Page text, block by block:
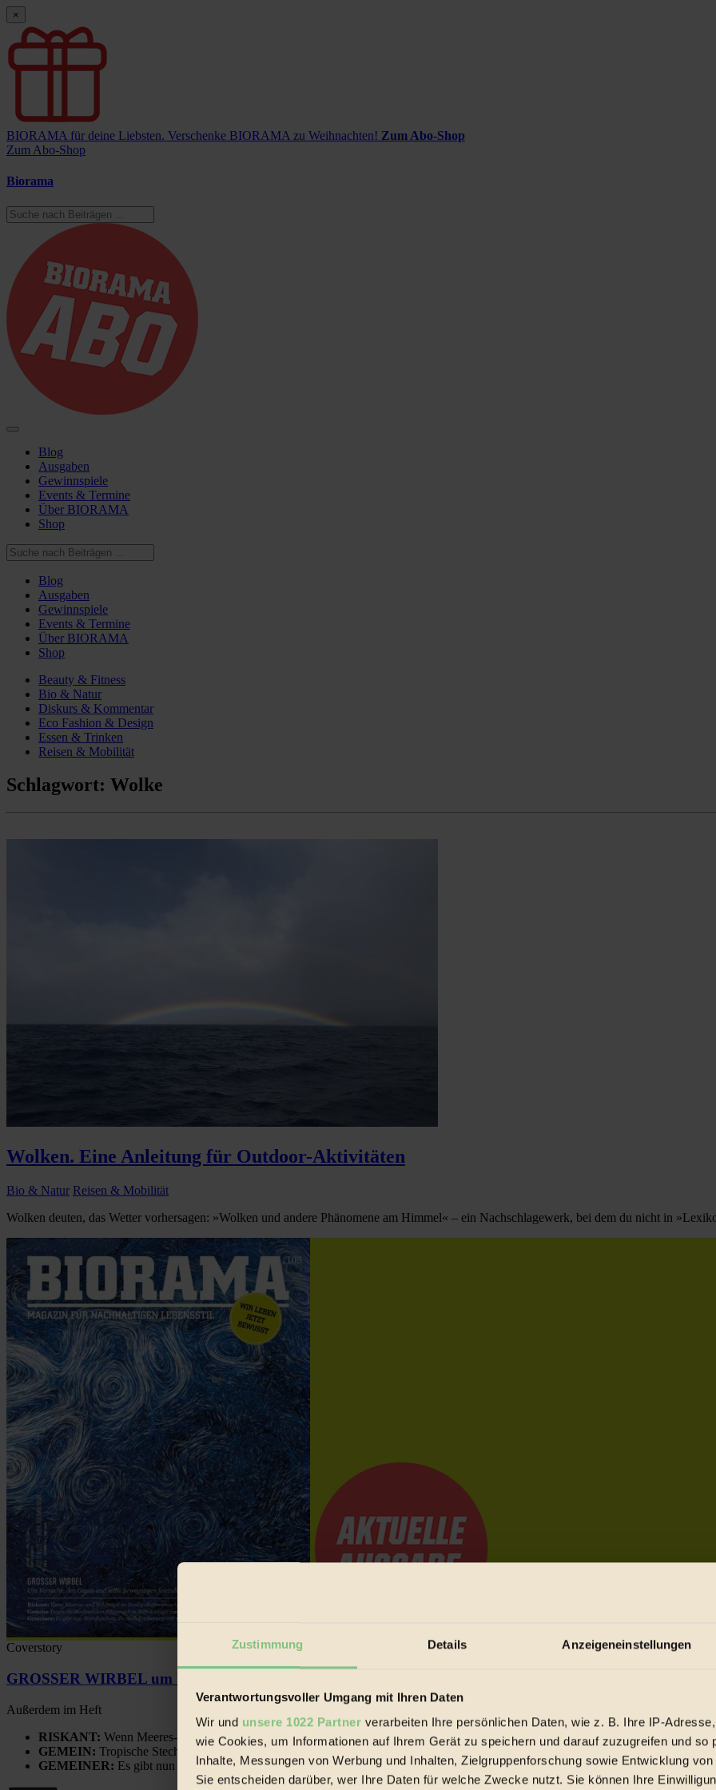
Zustimmung Details Anzeigeneinstellungen
Verantwortungsvoller Umgang mit Ihren Daten
Wir und unsere 1022 Partner verarbeiten Ihre persönlichen Daten, wie z. B. Ihre IP-
wie Cookies, um Informationen auf Ihrem Gerät zu speichern und darauf zuzugreifen und so
Inhalte, Messungen von Werbung und Inhalten, Zielgruppenforschung sowie Entwicklung
Sie entscheiden darüber, wer Ihre Daten für welche Zwecke nutzt. Sie können Ihre
×
BIORAMA für deine Liebsten. Verschenke BIORAMA zu Weihnachten! Zum Abo-Shop
Zum Abo-Shop
Biorama
Blog
Ausgaben
Gewinnspiele
Events & Termine
Über BIORAMA
Shop
Blog
Ausgaben
Gewinnspiele
Events & Termine
Über BIORAMA
Shop
Beauty & Fitness
Bio & Natur
Diskurs & Kommentar
Eco Fashion & Design
Essen & Trinken
Reisen & Mobilität
Schlagwort: Wolke
Wolken. Eine Anleitung für Outdoor-Aktivitäten
Bio & Natur Reisen & Mobilität
Wolken deuten, das Wetter vorhersagen: »Wolken und andere Phänomene am Himmel« – ein Nachschlagewerk, bei dem du nicht in
Coverstory
GROSSER WIRBEL um Versuche, den Ozean und seine Bewegungen festzuhalten.
Außerdem im Heft
RISKANT: Wenn Meeres- und Wildvögel im Freilandhühnerbetrieb vorbeischauen.
GEMEIN: Tropische Stechmücken fühlen sich in Mitteleuropa inziwschen oft zu Hause.
GEMEINER: Es gibt nun Weinflaschen, die nach Entleerung voll wieder zu dir zurückkommen.